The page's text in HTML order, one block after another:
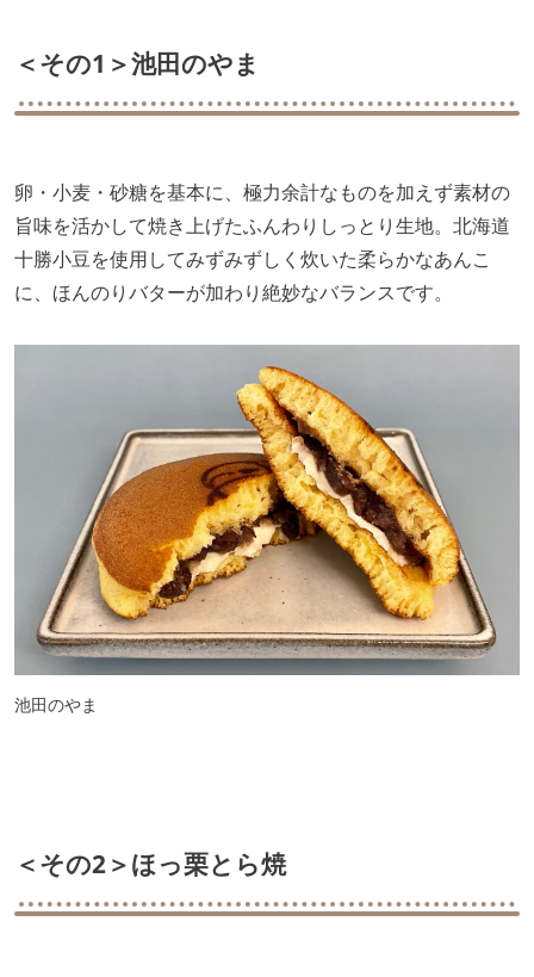
＜その1＞池田のやま
卵・小麦・砂糖を基本に、極力余計なものを加えず素材の
旨味を活かして焼き上げたふんわりしっとり生地。北海道
十勝小豆を使用してみずみずしく炊いた柔らかなあんこ
に、ほんのりバターが加わり絶妙なバランスです。
池田のやま
＜その2＞ほっ栗とら焼